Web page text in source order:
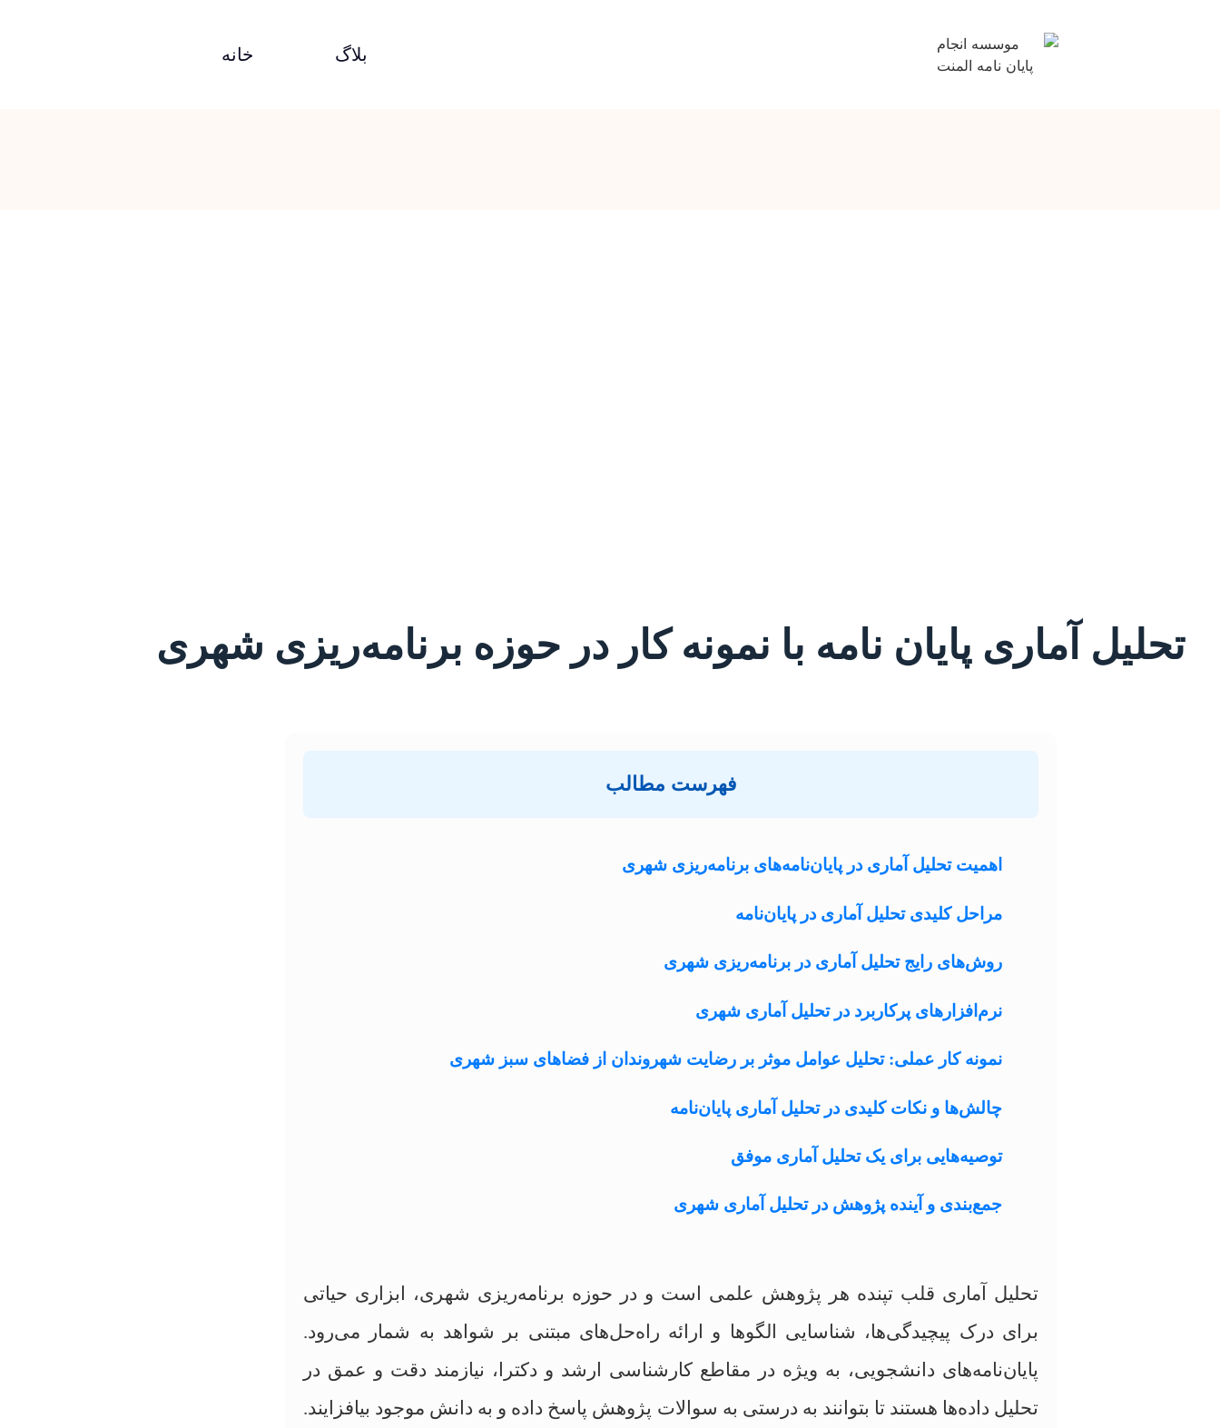
خانه بلاگ
تحلیل آماری پایان نامه با نمونه کار در حوزه برنامه‌ریزی شهری
فهرست مطالب
اهمیت تحلیل آماری در پایان‌نامه‌های برنامه‌ریزی شهری
مراحل کلیدی تحلیل آماری در پایان‌نامه
روش‌های رایج تحلیل آماری در برنامه‌ریزی شهری
نرم‌افزارهای پرکاربرد در تحلیل آماری شهری
نمونه کار عملی: تحلیل عوامل موثر بر رضایت شهروندان از فضاهای سبز شهری
چالش‌ها و نکات کلیدی در تحلیل آماری پایان‌نامه
توصیه‌هایی برای یک تحلیل آماری موفق
جمع‌بندی و آینده پژوهش در تحلیل آماری شهری
تحلیل آماری قلب تپنده هر پژوهش علمی است و در حوزه برنامه‌ریزی شهری، ابزاری حیاتی
برای درک پیچیدگی‌ها، شناسایی الگوها و ارائه راه‌حل‌های مبتنی بر شواهد به شمار می‌رود.
پایان‌نامه‌های دانشجویی، به ویژه در مقاطع کارشناسی ارشد و دکترا، نیازمند دقت و عمق در
تحلیل داده‌ها هستند تا بتوانند به درستی به سوالات پژوهش پاسخ داده و به دانش موجود بیافزایند.